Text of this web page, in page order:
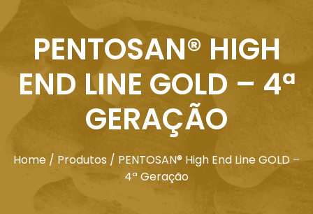
PENTOSAN® HIGH
END LINE GOLD – 4ª
GERAÇÃO
Home / Produtos / PENTOSAN® High End Line GOLD –
4ª Geração